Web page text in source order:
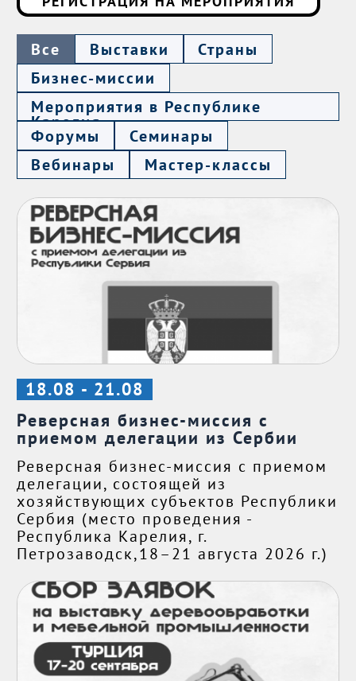
Все Выставки
Страны
Бизнес-миссии
Мероприятия в Республике
Карелия
Форумы
Семинары
Вебинары
Мастер-классы
18.08 - 21.08
Реверсная бизнес-миссия с
приемом делегации из Сербии
Реверсная бизнес-миссия с приемом
делегации, состоящей из
хозяйствующих субъектов Республики
Сербия (место проведения -
Республика Карелия, г.
Петрозаводск,18–21 августа 2026 г.)